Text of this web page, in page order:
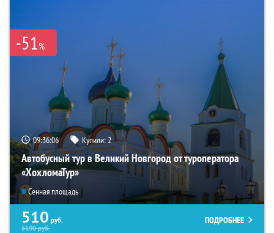
-51%
09:36:04 Купили:2
Автобусный тур в Великий Новгород от туроператора
«ХохломаТур»
Сенная площадь
510 руб.
5190руб.
ПОДРОБНЕЕ